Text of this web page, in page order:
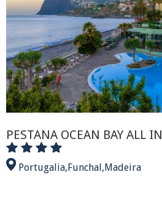
PESTANA OCEAN BAY ALL
Portugalia,Funchal,Madeira